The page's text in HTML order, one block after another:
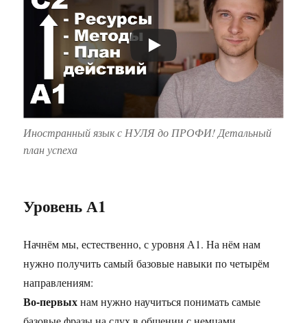
Иностранный язык с НУЛЯ до ПРОФИ! Детальный
план успеха
Уровень А1
Начнём мы, естественно, с уровня А1. На нём нам
нужно получить самый базовые навыки по четырём
направлениям:
Во-первыхнам нужно научиться понимать самые